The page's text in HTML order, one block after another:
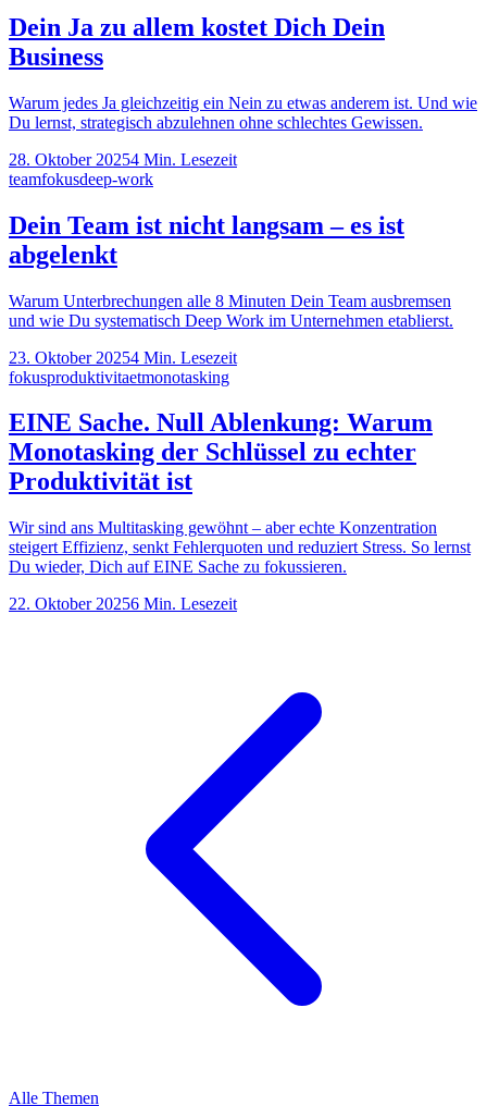
Dein Ja zu allem kostet Dich Dein
Business
Warum jedes Ja gleichzeitig ein Nein zu etwas anderem ist. Und wie
Du lernst, strategisch abzulehnen ohne schlechtes Gewissen.
28. Oktober 20254 Min. Lesezeit
teamfokusdeep-work
Dein Team ist nicht langsam – es ist
abgelenkt
Warum Unterbrechungen alle 8 Minuten Dein Team ausbremsen
und wie Du systematisch Deep Work im Unternehmen etablierst.
23. Oktober 20254 Min. Lesezeit
fokusproduktivitaetmonotasking
EINE Sache. Null Ablenkung: Warum
Monotasking der Schlüssel zu echter
Produktivität ist
Wir sind ans Multitasking gewöhnt – aber echte Konzentration
steigert Effizienz, senkt Fehlerquoten und reduziert Stress. So lernst
Du wieder, Dich auf EINE Sache zu fokussieren.
22. Oktober 20256 Min. Lesezeit
Alle Themen